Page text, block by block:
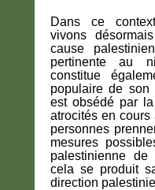
Dans ce
vivons
cause
pertinente au
constitue
populaire de son
est obsédé par
atrocités en
personnes
mesures
palestinienne de
cela se produit
direction